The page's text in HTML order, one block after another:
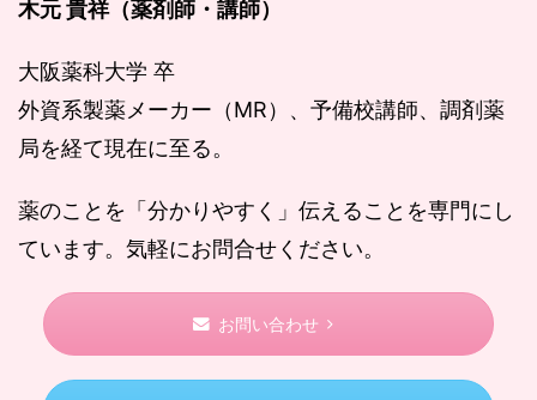
木元 貴祥（薬剤師・講師）
大阪薬科大学 卒
外資系製薬メーカー（MR）、予備校講師、調剤薬
局を経て現在に至る。
薬のことを「分かりやすく」伝えることを専門にし
ています。気軽にお問合せください。
お問い合わせ